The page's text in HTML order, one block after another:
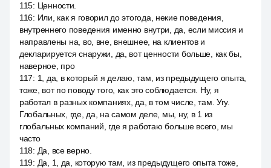
115: Ценности.
116: Или, как я говорил до этогода, некие поведения,
внутреннего поведения именно внутри, да, если миссия и
направлены на, во, вне, внешнее, на клиентов и
декларируется снаружи, да, вот ценности больше, как бы,
наверное, про
117: 1, да, в который я делаю, там, из предыдущего опыта,
тоже, вот по поводу того, как это соблюдается. Ну, я
работал в разных компаниях, да, в том числе, там. Угу.
Глобальных, где, да, на самом деле, мы, ну, в 1 из
глобальных компаний, где я работаю больше всего, мы
часто
118: Да, все верно.
119: Да, 1, да, которую там, из предыдущего опыта тоже,